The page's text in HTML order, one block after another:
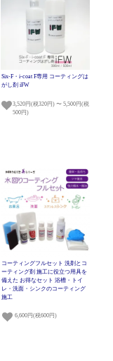
Six-F・i-coat F専用 コーティングは
がし剤 iFW
3,520円(税320円) 〜 5,500円(税
500円)
コーティングフルセット 洗剤とコ
ーティング剤 施工に役立つ用具を
備えた お得なセット 浴槽・トイ
レ・洗面・シンクのコーティング
施工
6,600円(税600円)